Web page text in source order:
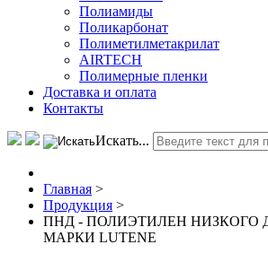
Полиамиды
Поликарбонат
Полиметилметакрилат
AIRTECH
Полимерные пленки
Доставка и оплата
Контакты
Искать...
Главная >
Продукция >
ПНД - ПОЛИЭТИЛЕН НИЗКОГО
МАРКИ LUTENE